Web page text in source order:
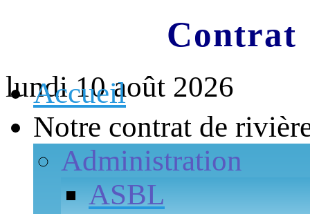
Contrat
lundi 10 août 2026
Accueil
Notre contrat de
Administration
ASBL